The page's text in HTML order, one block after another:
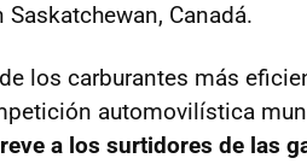
Canadá.
los carburantes más
automovilística
a los surtidores de las